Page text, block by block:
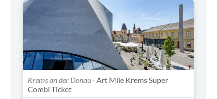
Krems an der Donau - Art Mile Krems Super
Combi Ticket